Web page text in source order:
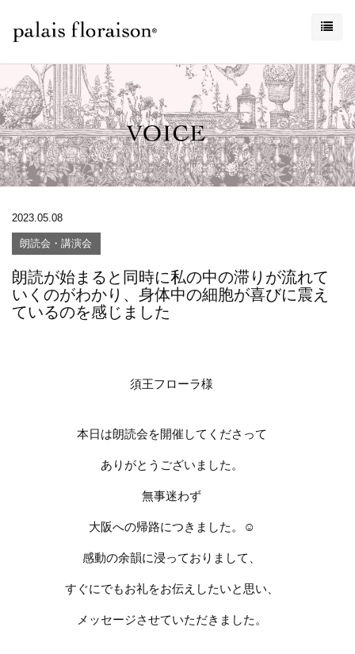
2023.05.08
朗読会・講演会
朗読が始まると同時に私の中の滞りが流れて
いくのがわかり、身体中の細胞が喜びに震え
ているのを感じました
須王フローラ様
本日は朗読会を開催してくださって
ありがとうございました。
無事迷わず
大阪への帰路につきました。 ☺️
感動の余韻に浸っておりまして、
すぐにでもお礼をお伝えしたいと思い、
メッセージさせていただきました。